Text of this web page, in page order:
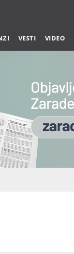
VESTI VIDEO